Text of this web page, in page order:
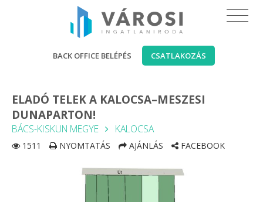
BACK OFFICE BELÉPÉS CSATLAKOZÁS
ELADÓ TELEK A KALOCSA–MESZESI
DUNAPARTON!
BÁCS-KISKUN MEGYE KALOCSA
1511 NYOMTATÁS AJÁNLÁS FACEBOOK